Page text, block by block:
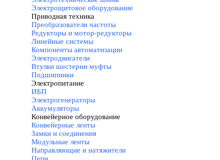
Электрощитовое оборудование
Приводная техника
Преобразователи частоты
Редукторы и мотор-редукторы
Линейные системы
Компоненты автоматизации
Электродвигатели
Втулки шестерни муфты
Подшипники
Электропитание
ИБП
Электрогенераторы
Аккумуляторы
Конвейерное оборудование
Конвейерные ленты
Замки и соединения
Модульные ленты
Направляющие и натяжители